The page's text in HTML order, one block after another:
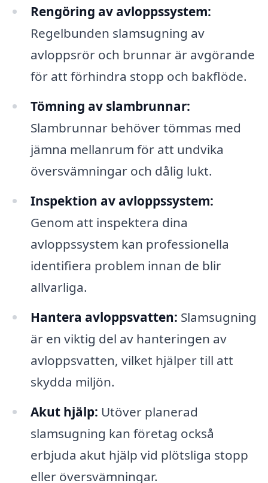
Rengöring av avloppssystem:
Regelbunden slamsugning av
avloppsrör och brunnar är avgörande
för att förhindra stopp och bakflöde.
Tömning av slambrunnar:
Slambrunnar behöver tömmas med
jämna mellanrum för att undvika
översvämningar och dålig lukt.
Inspektion av avloppssystem:
Genom att inspektera dina
avloppssystem kan professionella
identifiera problem innan de blir
allvarliga.
Hantera avloppsvatten: Slamsugning
är en viktig del av hanteringen av
avloppsvatten, vilket hjälper till att
skydda miljön.
Akut hjälp: Utöver planerad
slamsugning kan företag också
erbjuda akut hjälp vid plötsliga stopp
eller översvämningar.